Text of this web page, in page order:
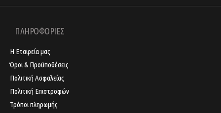
ΠΛΗΡΟΦΟΡΙΕΣ
Η Εταιρεία μας
Όροι & Προϋποθέσεις
Πολιτική Ασφαλείας
Πολιτική Επιστροφών
Τρόποι πληρωμής